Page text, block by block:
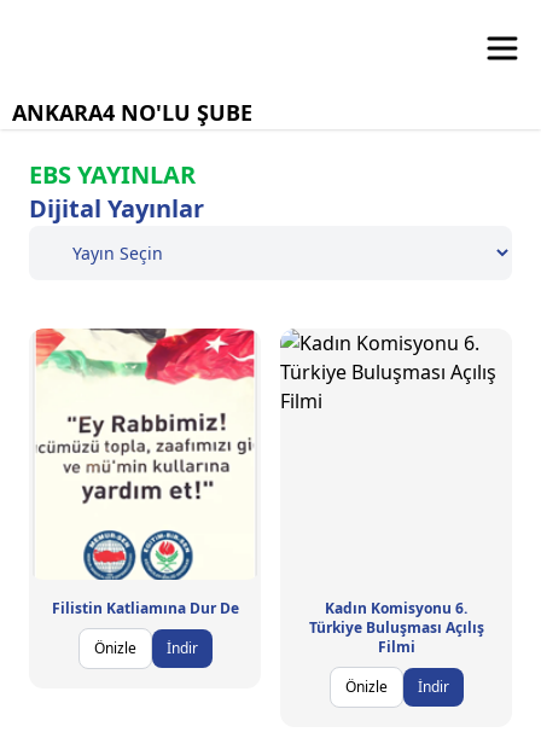
ANKARA4 NO'LU ŞUBE
EBS YAYINLAR
Dijital Yayınlar
Filistin Katliamına Dur De
Önizle
İndir
Kadın Komisyonu 6.
Türkiye Buluşması Açılış
Filmi
Önizle
İndir